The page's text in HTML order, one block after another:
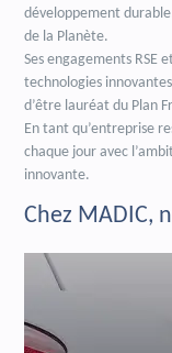
développement
de la Planète.
Ses engagements RSE
technologies
d’être lauréat du Plan
En tant qu’entreprise
chaque jour avec
innovante.
Chez MADIC,